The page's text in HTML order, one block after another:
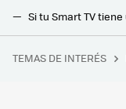
TEMAS DE INTERÉS